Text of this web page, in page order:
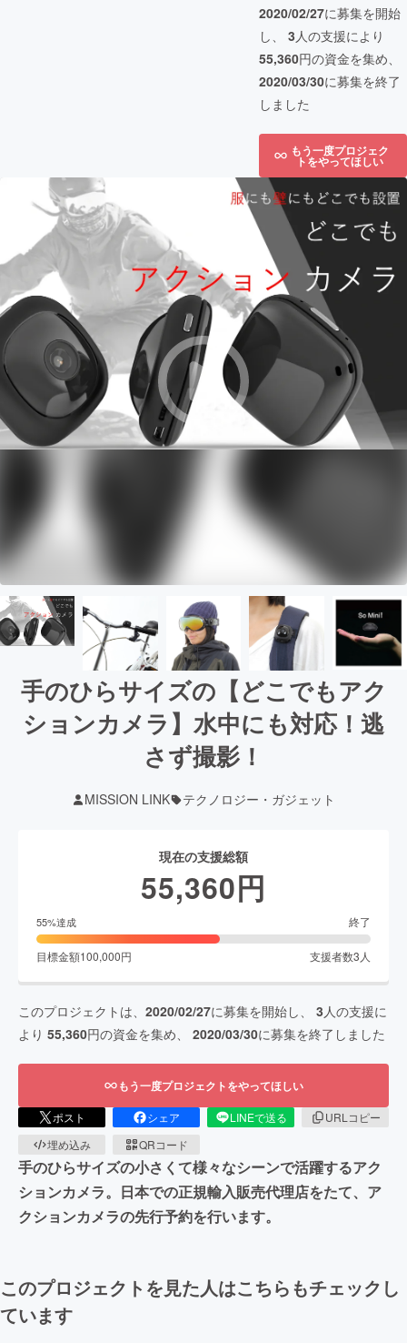
2020/02/27に募集を開始
し、 3人の支援により
55,360円の資金を集め、
2020/03/30に募集を終了
しました
もう一度プロジェク
トをやってほしい
手のひらサイズの【どこでもアク
ションカメラ】水中にも対応！逃
さず撮影！
MISSION LINK テクノロジー・ガジェット
現在の支援総額
55,360円
55%達成 終了
目標金額100,000円 支援者数3 人
このプロジェクトは、 2020/02/27に募集を開始し、 3人の支援に
より 55,360円の資金を集め、 2020/03/30に募集を終了しました
もう一度プロジェクトをやってほしい
ポスト シェア LINEで送る
URLコピー
埋め込み
QRコード
手のひらサイズの小さくて様々なシーンで活躍するアク
ションカメラ。日本での正規輸入販売代理店をたて、ア
クションカメラの先行予約を行います。
このプロジェクトを見た人はこちらもチェックし
ています